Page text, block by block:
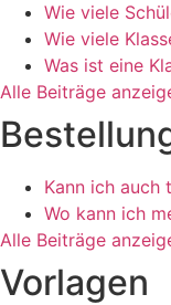
Wie viele
Wie viele
Was ist eine
Alle Beiträge
Kann ich auch
Wo kann ich
Alle Beiträge
Vorlagen